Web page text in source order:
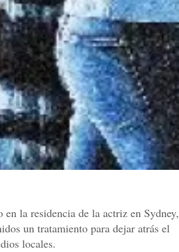
la residencia de la actriz en Sydney,
un tratamiento para dejar atrás el
locales.